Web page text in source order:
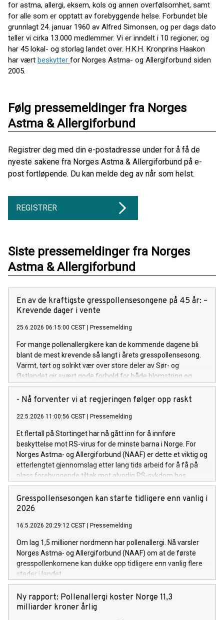
for astma, allergi, eksem, kols og annen overfølsomhet, samt
for alle som er opptatt av forebyggende helse. Forbundet ble
grunnlagt 24. januar 1960 av Alfred Simonsen, og per dags dato
teller vi cirka 13.000 medlemmer. Vi er inndelt i 10 regioner, og
har 45 lokal- og storlag landet over. H.K.H. Kronprins Haakon
har vært beskytter for Norges Astma- og Allergiforbund siden
2005.
Følg pressemeldinger fra Norges
Astma & Allergiforbund
Registrer deg med din e-postadresse under for å få de
nyeste sakene fra Norges Astma & Allergiforbund på e-
post fortløpende. Du kan melde deg av når som helst.
REGISTRER
Siste pressemeldinger fra Norges
Astma & Allergiforbund
En av de kraftigste gresspollensesongene på 45 år: –
Krevende dager i vente
25.6.2026 06:15:00 CEST Pressemelding
For mange pollenallergikere kan de kommende dagene bli
blant de mest krevende så langt i årets gresspollensesong.
Varmt, tørt og solrikt vær over store deler av Sør- og
Østlandet gir svært gode forhold for både blomstring og
spredning av gresspollen.
- Nå forventer vi at regjeringen følger opp raskt
22.5.2026 11:00:56 CEST Pressemelding
Et flertall på Stortinget har nå gått inn for å innføre
beskyttelse mot RS-virus for de minste barna i Norge. For
Norges Astma- og Allergiforbund (NAAF) er dette et viktig og
etterlengtet gjennomslag etter lang tids arbeid for å få på
plass forebyggende tiltak mot alvorlig RS-sykdom hos
spedbarn.
Gresspollensesongen kan starte tidligere enn vanlig i
2026
16.5.2026 20:29:12 CEST Pressemelding
Om lag 1,5 millioner nordmenn har pollenallergi. Nå varsler
Norges Astma- og Allergiforbund (NAAF) om at de første
gresspollenkornene kan dukke opp tidligere enn vanlig flere
steder i landet.
Ny rapport: Pollenallergi koster Norge 11,3
milliarder kroner årlig